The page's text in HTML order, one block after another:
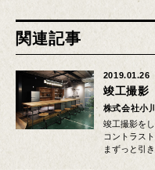
関連記事
2019.01.26
竣工撮影
株式会社小川
竣工撮影を
コントラス
まずっと引